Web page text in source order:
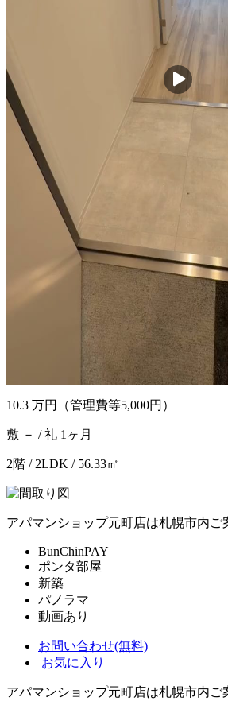
10.3 万円 （管理費等5,000円）
敷 － / 礼 1ヶ月
2階 / 2LDK / 56.33㎡
アパマンショップ元町店は札幌市内ご
BunChinPAY
ポンタ部屋
新築
パノラマ
動画あり
お問い合わせ(無料)
お気に入り
アパマンショップ元町店は札幌市内ご